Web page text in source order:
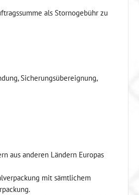
als Stornogebühr zu
Sicherungsübereignung,
aus anderen Ländern Europas
mit sämtlichem